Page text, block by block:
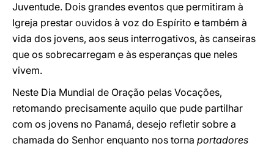
Juventude. Dois grandes eventos que permitiram à
Igreja prestar ouvidos à voz do Espírito e também à
vida dos jovens, aos seus interrogativos, às canseiras
que os sobrecarregam e às esperanças que neles
vivem.
Neste Dia Mundial de Oração pelas Vocações,
retomando precisamente aquilo que pude partilhar
com os jovens no Panamá, desejo refletir sobre a
chamada do Senhor enquanto nos torna portadores